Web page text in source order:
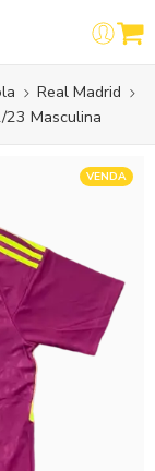
Real Madrid
23 Masculina
VENDA